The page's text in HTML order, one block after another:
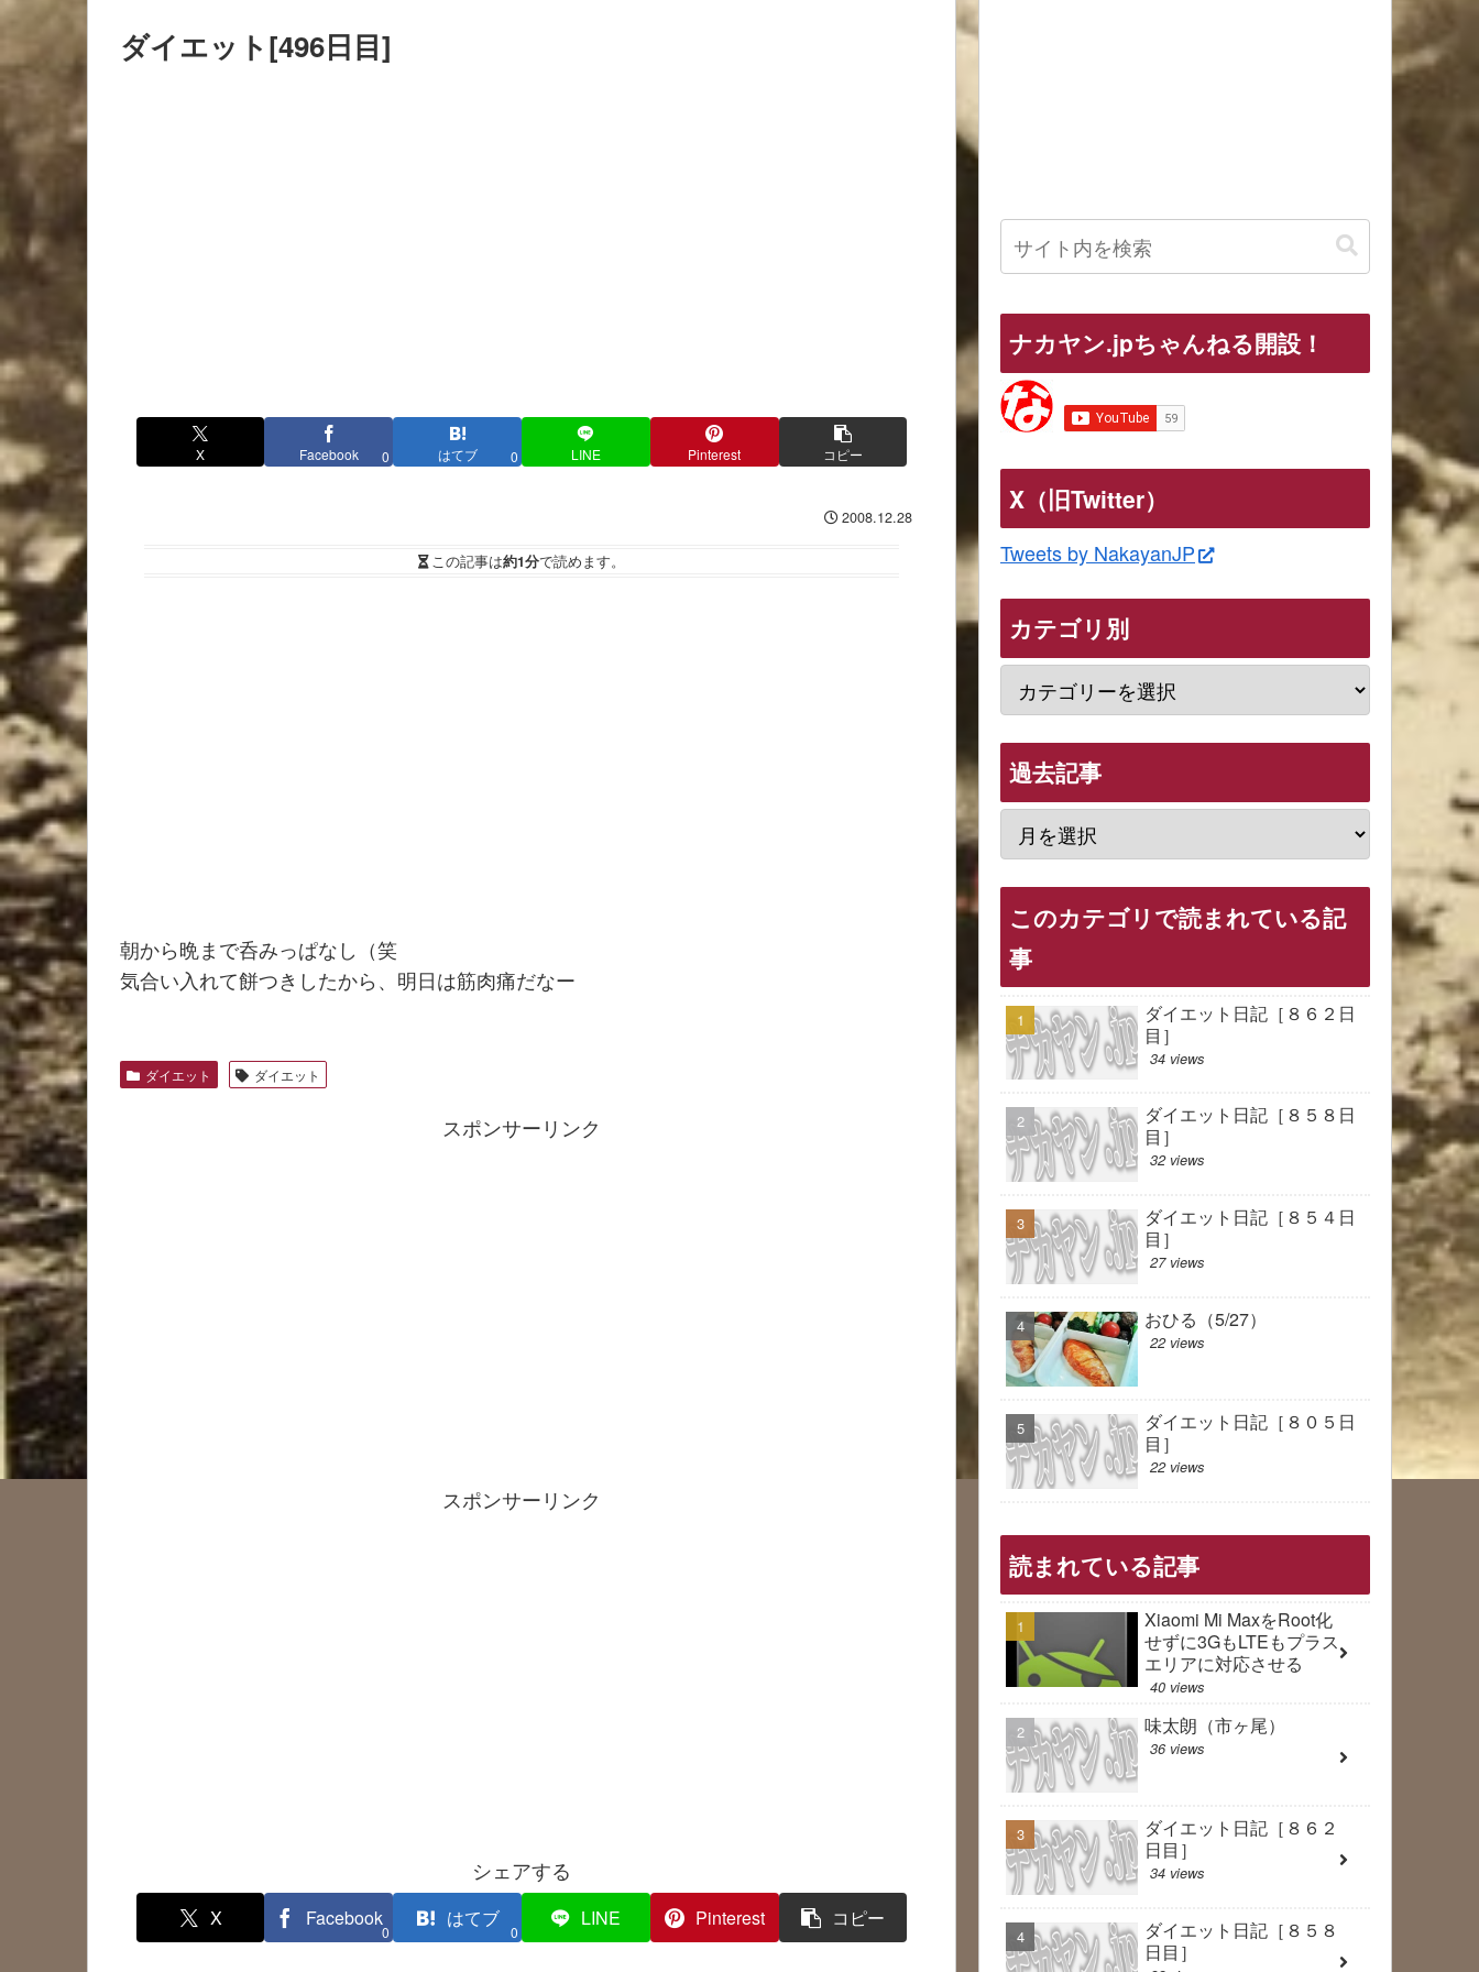
ダイエット[496日目]
X Facebook 0 はてブ 0 LINE Pinterest コピー
2008.12.28
この記事は約1分で読めます。
朝から晩まで呑みっぱなし（笑
気合い入れて餅つきしたから、明日は筋肉痛だなー
ダイエット ダイエット
スポンサーリンク
スポンサーリンク
シェアする
X Facebook
0
はてブ
0
LINE Pinterest コピー
ナカヤン.jpちゃんねる開設！
X（旧Twitter）
Tweets by NakayanJP
カテゴリ別
過去記事
このカテゴリで読まれている記
事
ダイエット日記［８６２日
目］
34 views
ダイエット日記［８５８日
目］
32 views
ダイエット日記［８５４日
目］
27 views
おひる（5/27）
22 views
ダイエット日記［８０５日
目］
22 views
読まれている記事
Xiaomi Mi MaxをRoot化
せずに3GもLTEもプラス
エリアに対応させる
40 views
味太朗（市ヶ尾）
36 views
ダイエット日記［８６２
日目］
34 views
ダイエット日記［８５８
日目］